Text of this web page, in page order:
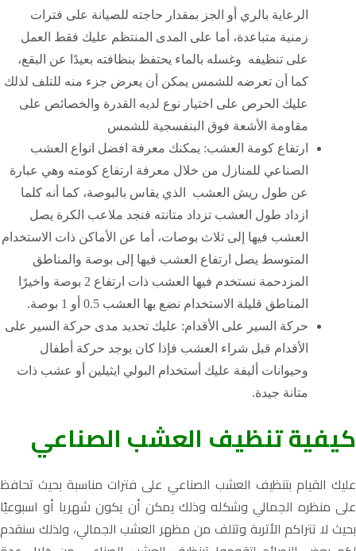
الرعاية بالري أو الجز بمقدار حاجته للصيانة على فترات
زمنية متباعدة، أما على المدى المنتظم عليك فقط العمل
على تنظيفه وغسله بالماء يحتفظ بنظافته بعيدًا عن البقع،
كما أن تعرضه للشمس يمكن أن يعرض جزء منه للتلف لذلك
عليك الحرص على اختيار نوع لديه القدرة والخصائص على
مقاومة الأشعة فوق البنفسجية للشمس
ارتفاع كومة العشب: يمكنك معرفة افضل انواع العشب
الصناعي للمنازل من خلال معرفة ارتفاع كومته وهي عبارة
عن طول ريش العشب الذي يقاس بالبوصة، كما أنه كلما
ازداد طول العشب تزداد متانته فنجد ملاعب الكرة يصل
العشب فيها إلى ثلاث بوصات، أما عن الأماكن ذات الاستخدام
المتوسط يصل ارتفاع العشب فيها إلى بوصة والمناطق
المزدحمة نستخدم فيها العشب ذات ارتفاع 2 بوصة واخيرًا
المناطق قليلة الاستخدام نضع بها العشب 0.5 أو 1 بوصة.
حركة السير على الأقدام: عليك تحديد مدى حركة السير على
الأقدام قبل شراء العشب فإذا كان يوجد حركة أطفال
وحيوانات أليفة عليك أستخدام البولي ايثيلين أو عشب ذات
متانة جيدة.
كيفية تنظيف العشب الصناعي
عليك القيام بتنظيف العشب الصناعي على فترات مناسبة بحيث تحافظ
على منظره الجمالي وشكله وذلك يمكن أن يكون شهريا أو اسبوعيًا
بحيث لا تتراكم الأتربة وتتلف من مظهر العشب الجمالي، ولذلك سنقدم